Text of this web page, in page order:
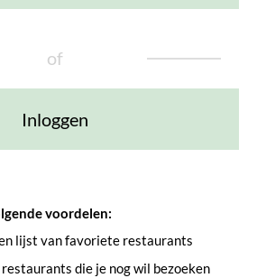
of
Inloggen
voordelen:
lijst van favoriete restaurants
die je nog wil bezoeken